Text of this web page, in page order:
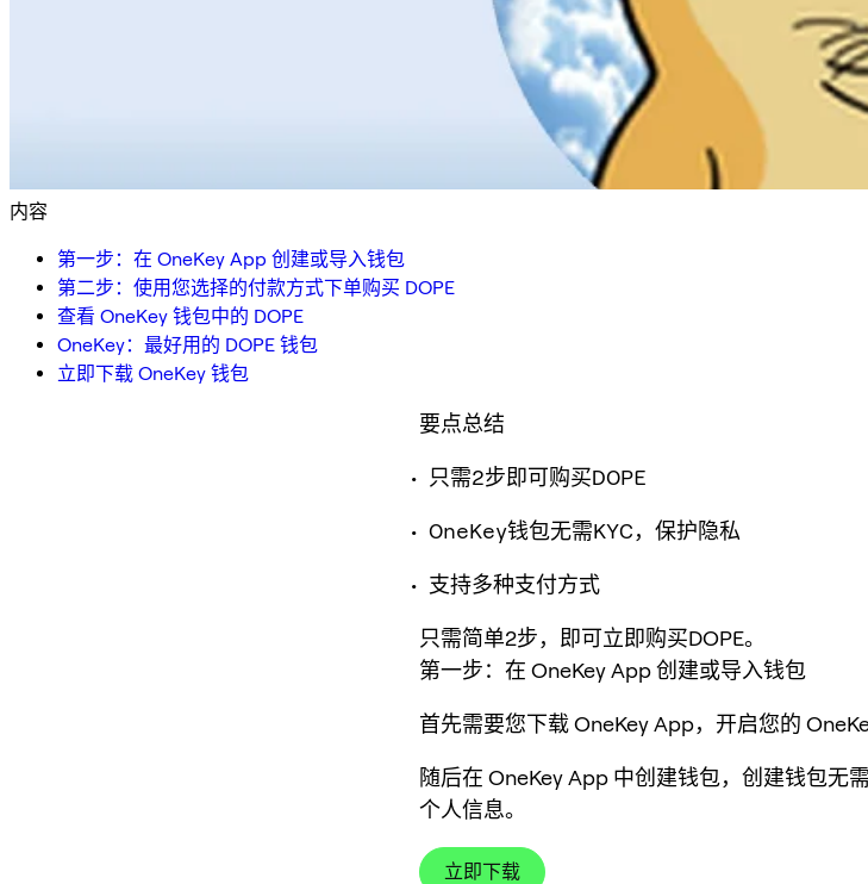
内容
第一步：在 OneKey App 创建或导入钱包
第二步：使用您选择的付款方式下单购买 DOPE
查看 OneKey 钱包中的 DOPE
OneKey：最好用的 DOPE 钱包
立即下载 OneKey 钱包
要点总结
只需2步即可购买DOPE
OneKey钱包无需KYC，保护隐私
支持多种支付方式
只需简单2步，即可立即购买DOPE。
第一步：在 OneKey App 创建或导入钱包
首先需要您下载 OneKey App，开启您的
随后在 OneKey App 中创建钱包，创建钱包无
个人信息。
立即下载